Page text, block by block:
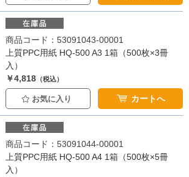
商品コード：53091043-00001
上質PPC用紙 HQ-500 A3 1箱（500枚×3冊
入）
￥4,818 （税込）
お気に入り カートへ
商品コード：53091044-00001
上質PPC用紙 HQ-500 A4 1箱（500枚×5冊
入）